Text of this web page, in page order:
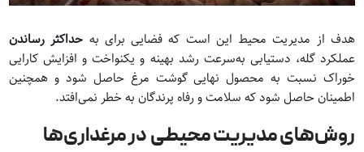
هدف از مدیریت محیط این است که فضایی برای به حداکثر رساندن
عملکرد گله، دستیابی به‌سرعت رشد بهینه و یکنواخت و افزایش کارایی
خوراک نسبت به محصول نهایی گوشت مرغ حاصل شود و همچنین
اطمینان حاصل شود که سلامت و رفاه پرندگان به خطر نمی‌افتد.
روش‌های مدیریت محیطیدر مرغداری‌ها